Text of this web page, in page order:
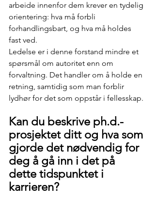
arbeide innenfor dem krever en tydelig
orientering: hva må forbli
forhandlingsbart, og hva må holdes
fast ved.
Ledelse er i denne forstand mindre et
spørsmål om autoritet enn om
forvaltning. Det handler om å holde en
retning, samtidig som man forblir
lydhør for det som oppstår i fellesskap.
Kan du beskrive ph.d.-
prosjektet ditt og hva som
gjorde det nødvendig for
deg å gå inn i det på
dette tidspunktet i
karrieren?